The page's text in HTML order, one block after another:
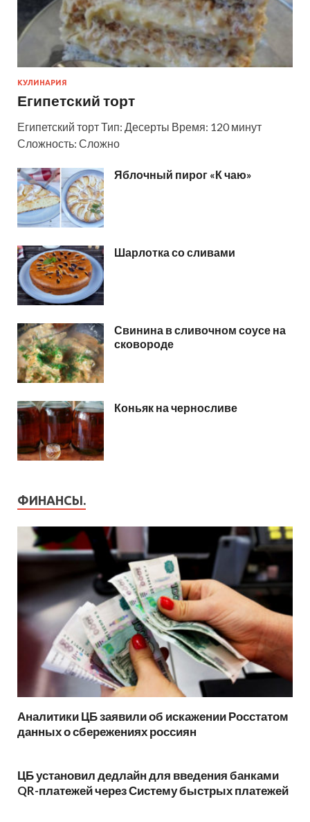
КУЛИНАРИЯ
Египетский торт
Египетский торт Тип: Десерты Время: 120 минут
Сложность: Сложно
Яблочный пирог «К чаю»
Шарлотка со сливами
Свинина в сливочном соусе на
сковороде
Коньяк на черносливе
ФИНАНСЫ.
Аналитики ЦБ заявили об искажении Росстатом
данных о сбережениях россиян
ЦБ установил дедлайн для введения банками
QR-платежей через Систему быстрых платежей